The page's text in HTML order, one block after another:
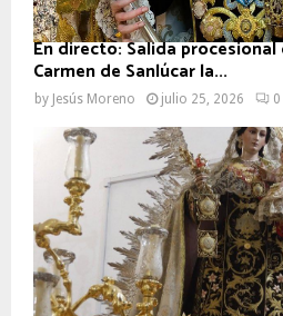
En directo: Salida
Carmen de Sanlúcar la...
by Jesús Moreno julio 25, 2026 0